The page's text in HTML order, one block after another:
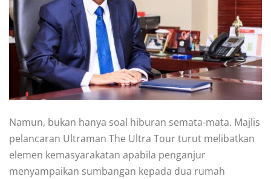
Namun, bukan hanya soal hiburan semata-mata. Majlis
pelancaran Ultraman The Ultra Tour turut melibatkan
elemen kemasyarakatan apabila penganjur
menyampaikan sumbangan kepada dua rumah